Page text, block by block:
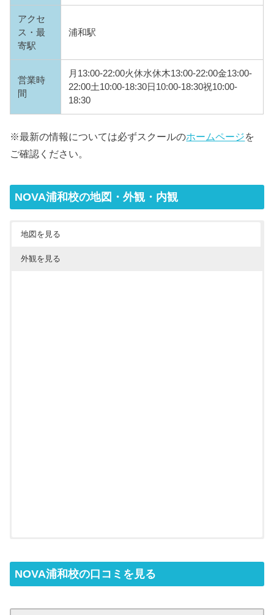
アクセ
ス・最
寄駅
浦和駅
営業時
間
月13:00-22:00火休水休木13:00-22:00金13:00-
22:00土10:00-18:30日10:00-18:30祝10:00-
18:30
※最新の情報については必ずスクールのホームページを
ご確認ください。
NOVA浦和校の地図・外観・内観
地図を見る
外観を見る
NOVA浦和校の口コミを見る